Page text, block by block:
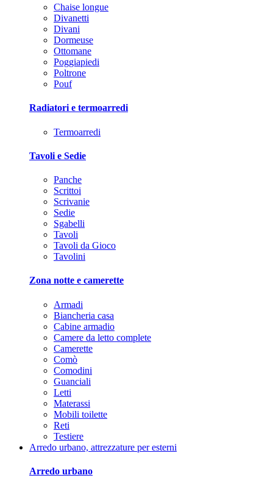
Chaise longue
Divanetti
Divani
Dormeuse
Ottomane
Poggiapiedi
Poltrone
Pouf
Radiatori e termoarredi
Termoarredi
Tavoli e Sedie
Panche
Scrittoi
Scrivanie
Sedie
Sgabelli
Tavoli
Tavoli da Gioco
Tavolini
Zona notte e camerette
Armadi
Biancheria casa
Cabine armadio
Camere da letto complete
Camerette
Comò
Comodini
Guanciali
Letti
Materassi
Mobili toilette
Reti
Testiere
Arredo urbano, attrezzature per esterni
Arredo urbano